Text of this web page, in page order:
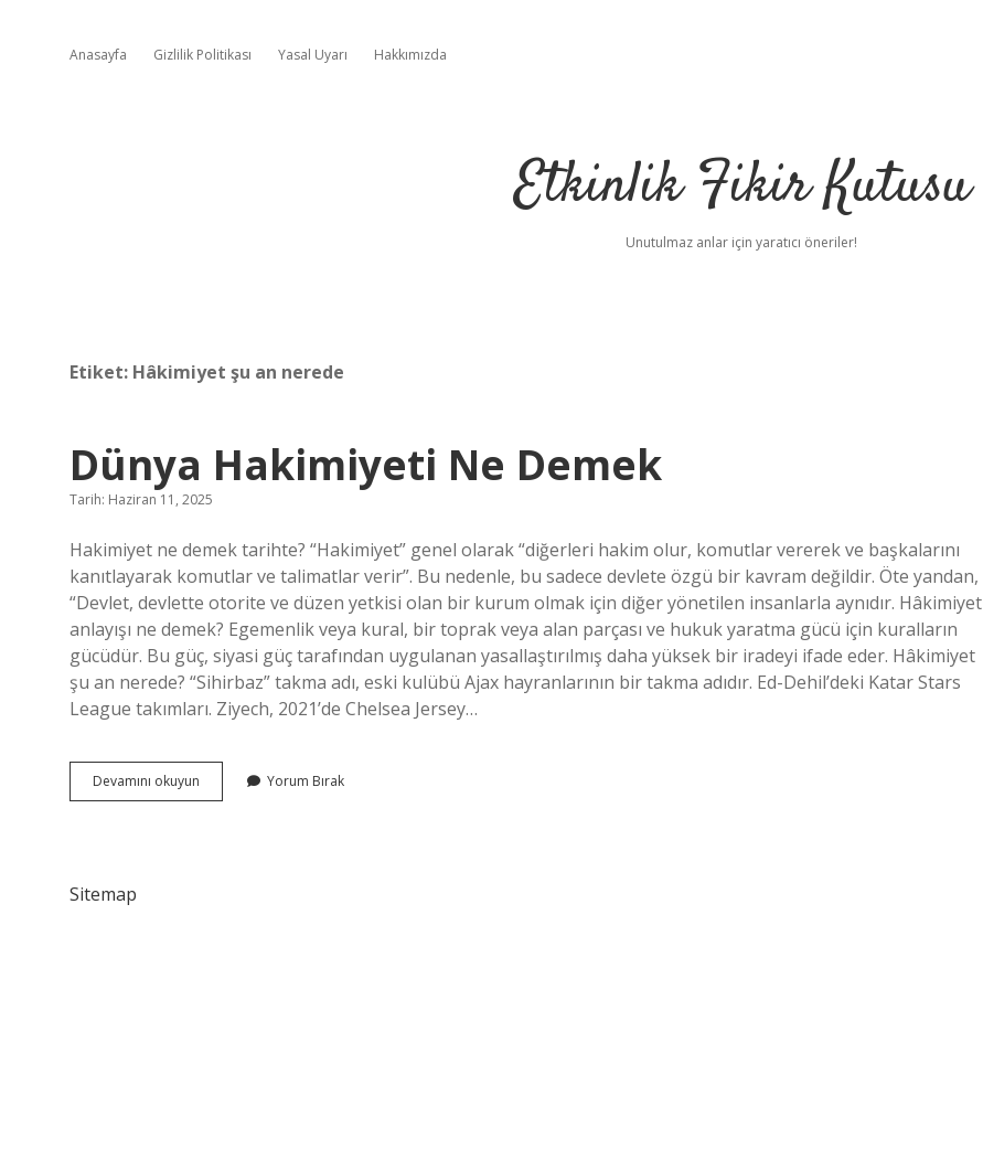
Anasayfa Gizlilik Politikası Yasal Uyarı Hakkımızda
Etkinlik Fikir Kutusu
Unutulmaz anlar için yaratıcı öneriler!
Etiket: Hâkimiyet şu an nerede
Dünya Hakimiyeti Ne Demek
Tarih: Haziran 11, 2025
Hakimiyet ne demek tarihte? “Hakimiyet” genel olarak “diğerleri hakim olur, komutlar vererek ve başkalarını
kanıtlayarak komutlar ve talimatlar verir”. Bu nedenle, bu sadece devlete özgü bir kavram değildir. Öte yandan,
“Devlet, devlette otorite ve düzen yetkisi olan bir kurum olmak için diğer yönetilen insanlarla aynıdır. Hâkimiyet
anlayışı ne demek? Egemenlik veya kural, bir toprak veya alan parçası ve hukuk yaratma gücü için kuralların
gücüdür. Bu güç, siyasi güç tarafından uygulanan yasallaştırılmış daha yüksek bir iradeyi ifade eder. Hâkimiyet
şu an nerede? “Sihirbaz” takma adı, eski kulübü Ajax hayranlarının bir takma adıdır. Ed-Dehil’deki Katar Stars
League takımları. Ziyech, 2021’de Chelsea Jersey…
Devamını okuyun
Hakimiyeti
Yorum Bırak
Sitemap